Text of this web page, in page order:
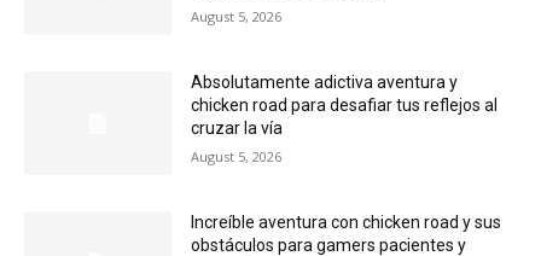
August 5, 2026
Absolutamente adictiva aventura y
chicken road para desafiar tus reflejos al
cruzar la vía
August 5, 2026
Increíble aventura con chicken road y sus
obstáculos para gamers pacientes y